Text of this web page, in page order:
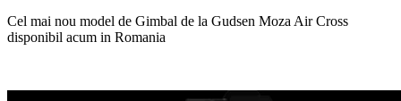
Cel mai nou model de Gimbal de la Gudsen Moza Air Cross
disponibil acum in Romania